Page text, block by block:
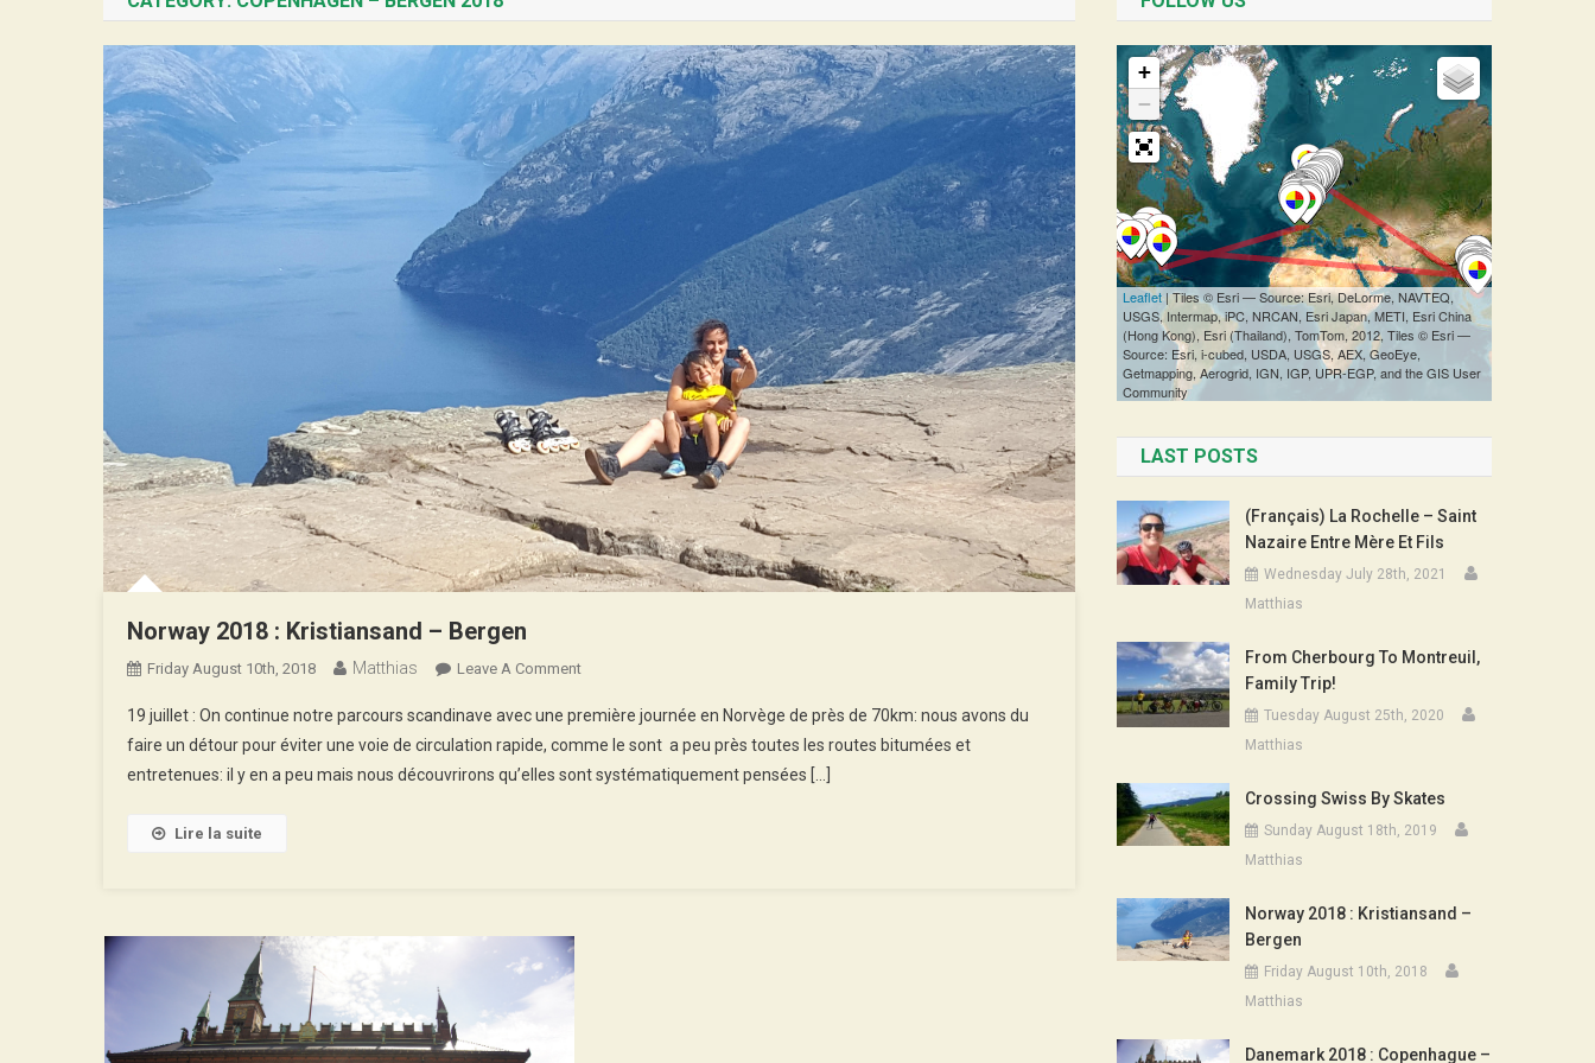
Norway 2018 : Kristiansand – Bergen
Friday August 10th, 2018 Matthias Leave A CommentOn
2018
:
Kristiansand
19 juillet : On continue notre parcours scandinave avec une première journée en Norvège de près de 70km: nous avons du
faire un détour pour éviter une voie de circulation rapide, comme le sont a peu près toutes les routes bitumées et
entretenues: il y en a peu mais nous découvrirons qu’elles sont systématiquement pensées […]
Lire la suite
LAST POSTS
(Français) La Rochelle – Saint
Nazaire Entre Mère Et Fils
Wednesday July 28th, 2021
Matthias
From Cherbourg To Montreuil,
Family Trip!
Tuesday August 25th, 2020
Matthias
Crossing Swiss By Skates
Sunday August 18th, 2019
Matthias
Norway 2018 : Kristiansand –
Bergen
Friday August 10th, 2018
Matthias
Danemark 2018 : Copenhague –